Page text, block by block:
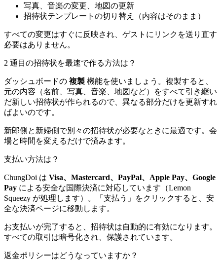
写真、音楽の変更、地図の更新
招待状テンプレートの切り替え（内容はそのまま）
すべての変更はすぐに反映され、ゲストにリンクを送り直す
必要はありません。
2 通目の招待状を最速で作る方法は？
ダッシュボードの 複製 機能を使いましょう。複製すると、
元の内容（名前、写真、音楽、地図など）をすべて引き継い
だ新しい招待状が作られるので、異なる部分だけを更新すれ
ばよいのです。
新郎側と新婦側で別々の招待状が必要なときに最適です。会
場と時間を変えるだけで済みます。
支払い方法は？
ChungDoi は Visa、Mastercard、PayPal、Apple Pay、Google
Pay による安全な国際決済に対応しています（Lemon
Squeezy が処理します）。「支払う」をクリックすると、安
全な決済ページに移動します。
お支払いが完了すると、招待状は自動的に有効になります。
すべての取引は暗号化され、保護されています。
返金ポリシーはどうなっていますか？